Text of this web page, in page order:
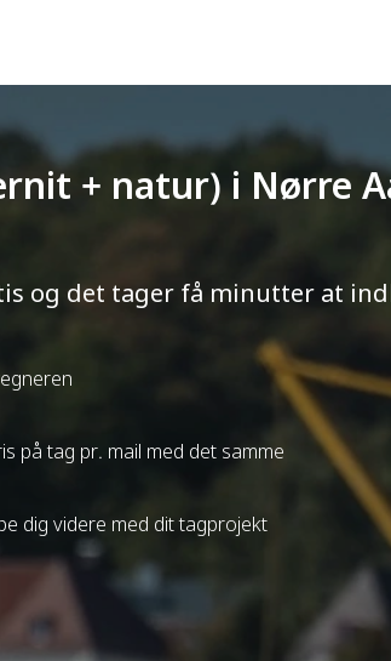
+ natur) i Nørre
og det tager få minutter at
på tag pr. mail med det samme
dig videre med dit tagprojekt